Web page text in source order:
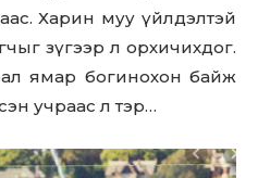
Харин муу үйлдэлтэй
зүгээр л орхичихдог.
ямар богинохон байж
учраас л тэр…